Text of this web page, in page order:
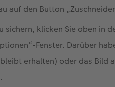
auf den Button
sichern, klicken Sie oben in
Fenster. Darüber
erhalten) oder das Bild